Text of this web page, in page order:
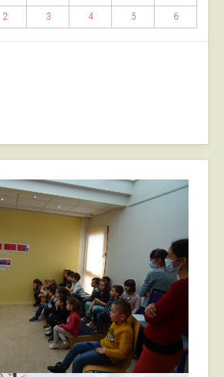
2 3 4 5 6